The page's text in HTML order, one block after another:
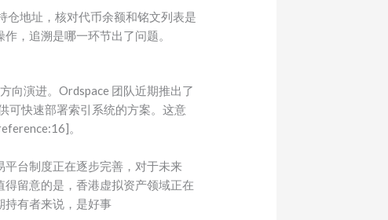
仓地址，核对代币余额和铭文列表是
，追溯是哪一环节出了问题。
向演进。Ordspace 团队近期推出了
可快速部署索引系统的方案。这意
。
台制度正在逐步完善，对于未来
留意的是，香港虚拟资产领域正在
持有者来说，是好事